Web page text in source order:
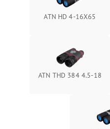
ATN HD 4-16X65
ATN THD 384 4.5-18